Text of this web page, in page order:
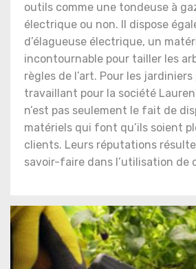
outils comme une tondeuse à
électrique ou non. Il dispose
d’élagueuse électrique, un
incontournable pour tailler les
règles de l’art. Pour les
travaillant pour la société
n’est pas seulement le fait de
matériels qui font qu’ils soient
clients. Leurs réputations
savoir-faire dans l’utilisation de